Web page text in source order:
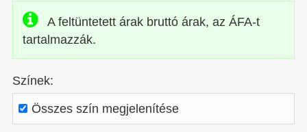
A feltüntetett árak bruttó árak, az ÁFA-t
tartalmazzák.
Színek:
Összes szín megjelenítése